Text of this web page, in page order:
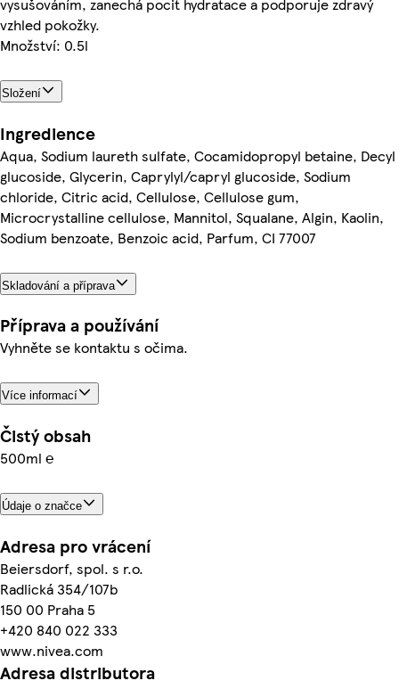
vzhled pokožky.
Množství: 0.5l
Složení
Ingredience
Aqua, Sodium laureth sulfate, Cocamidopropyl betaine, Decyl
glucoside, Glycerin, Caprylyl/capryl glucoside, Sodium
chloride, Citric acid, Cellulose, Cellulose gum,
Microcrystalline cellulose, Mannitol, Squalane, Algin, Kaolin,
Sodium benzoate, Benzoic acid, Parfum, CI 77007
Skladování a příprava
Příprava a používání
Vyhněte se kontaktu s očima.
Více informací
Čistý obsah
500ml ℮
Údaje o značce
Adresa pro vrácení
Beiersdorf, spol. s r.o.
Radlická 354/107b
150 00 Praha 5
+420 840 022 333
www.nivea.com
Adresa distributora